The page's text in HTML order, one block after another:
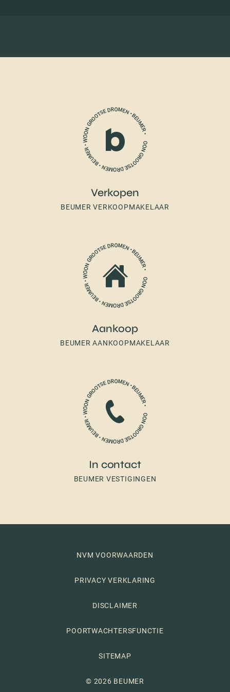
Verkopen
BEUMER VERKOOPMAKELAAR
Aankoop
BEUMER AANKOOPMAKELAAR
In contact
BEUMER VESTIGINGEN
NVM VOORWAARDEN
PRIVACY VERKLARING
DISCLAIMER
POORTWACHTERSFUNCTIE
SITEMAP
© 2026 BEUMER